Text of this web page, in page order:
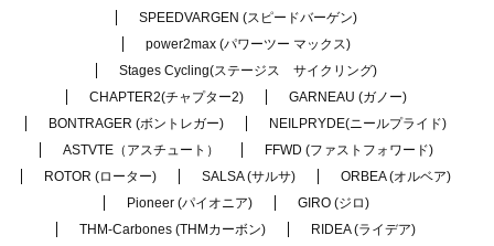
SPEEDVARGEN (スピードバーゲン)
power2max (パワーツー マックス)
Stages Cycling(ステージス サイクリング)
CHAPTER2(チャプター2)
GARNEAU (ガノー)
BONTRAGER (ボントレガー)
NEILPRYDE(ニールプライド)
ASTVTE（アスチュート）
FFWD (ファストフォワード)
ROTOR (ローター)
SALSA (サルサ)
ORBEA (オルベア)
Pioneer (パイオニア)
GIRO (ジロ)
THM-Carbones (THMカーボン)
RIDEA (ライデア)